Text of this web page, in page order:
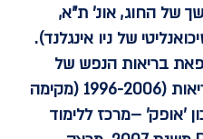
של החוג, אונ' ת"א,
של ניו אינגלנד).
בריאות הנפש של
(1996-2006
(מקימה
'אופק' –מרכז ללימוד